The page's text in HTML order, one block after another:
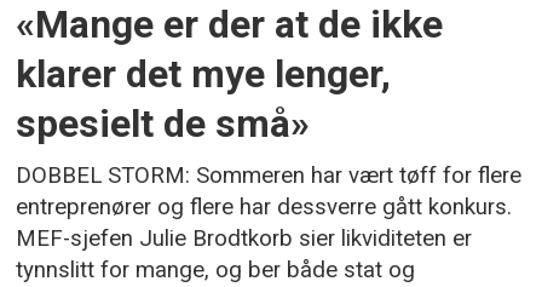
«Mange er der at de ikke
klarer det mye lenger,
spesielt de små»
DOBBEL STORM: Sommeren har vært tøff for flere
entreprenører og flere har dessverre gått konkurs.
MEF-sjefen Julie Brodtkorb sier likviditeten er
tynnslitt for mange, og ber både stat og